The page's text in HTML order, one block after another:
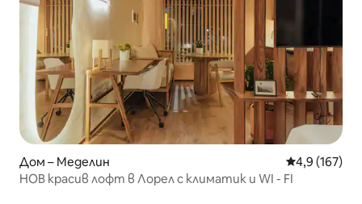
Дом – Меделин Средна
4,9 (167)
НОВ красив лофт в Лорел с климатик и WI - FI